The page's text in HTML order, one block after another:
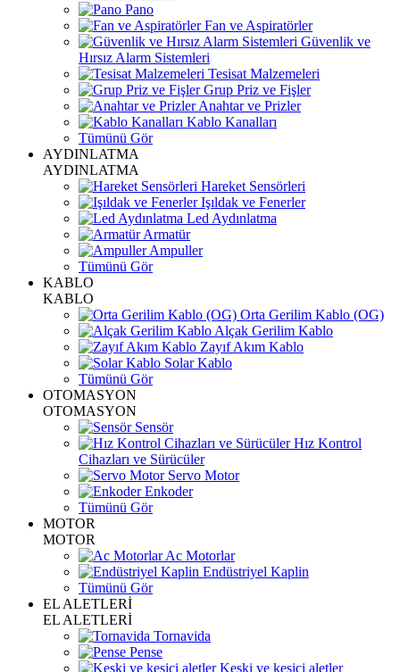
Pano
Fan ve Aspiratörler
Güvenlik ve
Hırsız Alarm Sistemleri
Tesisat Malzemeleri
Grup Priz ve Fişler
Anahtar ve Prizler
Kablo Kanalları
Tümünü Gör
AYDINLATMA
AYDINLATMA
Hareket Sensörleri
Işıldak ve Fenerler
Led Aydınlatma
Armatür
Ampuller
Tümünü Gör
KABLO
KABLO
Orta Gerilim Kablo (OG)
Alçak Gerilim Kablo
Zayıf Akım Kablo
Solar Kablo
Tümünü Gör
OTOMASYON
OTOMASYON
Sensör
Hız Kontrol
Cihazları ve Sürücüler
Servo Motor
Enkoder
Tümünü Gör
MOTOR
MOTOR
Ac Motorlar
Endüstriyel Kaplin
Tümünü Gör
EL ALETLERİ
EL ALETLERİ
Tornavida
Pense
Keski ve kesici aletler